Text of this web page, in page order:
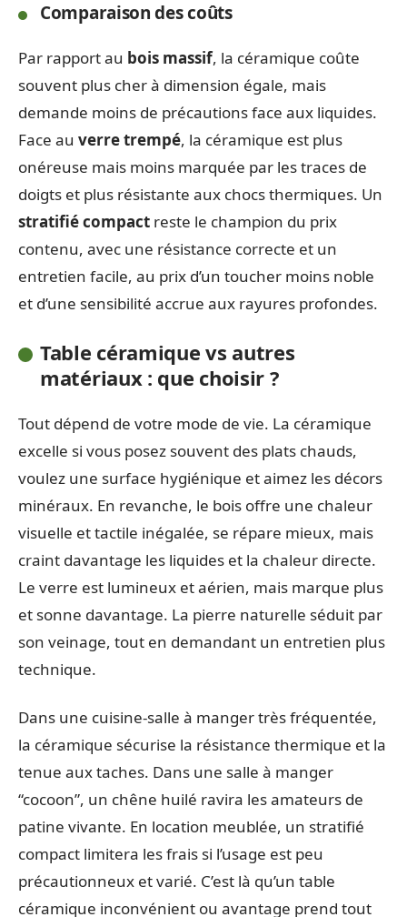
Comparaison des coûts
Par rapport au bois massif, la céramique coûte
souvent plus cher à dimension égale, mais
demande moins de précautions face aux liquides.
Face au verre trempé, la céramique est plus
onéreuse mais moins marquée par les traces de
doigts et plus résistante aux chocs thermiques. Un
stratifié compact reste le champion du prix
contenu, avec une résistance correcte et un
entretien facile, au prix d’un toucher moins noble
et d’une sensibilité accrue aux rayures profondes.
Table céramique vs autres
matériaux : que choisir ?
Tout dépend de votre mode de vie. La céramique
excelle si vous posez souvent des plats chauds,
voulez une surface hygiénique et aimez les décors
minéraux. En revanche, le bois offre une chaleur
visuelle et tactile inégalée, se répare mieux, mais
craint davantage les liquides et la chaleur directe.
Le verre est lumineux et aérien, mais marque plus
et sonne davantage. La pierre naturelle séduit par
son veinage, tout en demandant un entretien plus
technique.
Dans une cuisine-salle à manger très fréquentée,
la céramique sécurise la résistance thermique et la
tenue aux taches. Dans une salle à manger
“cocoon”, un chêne huilé ravira les amateurs de
patine vivante. En location meublée, un stratifié
compact limitera les frais si l’usage est peu
précautionneux et varié. C’est là qu’un table
céramique inconvénient ou avantage prend tout